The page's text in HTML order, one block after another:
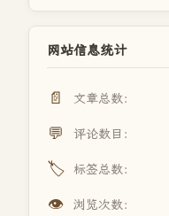
网站信息统计
📄 文章总数：
💬 评论数目：
🏷️ 标签总数：
👁️ 浏览次数：